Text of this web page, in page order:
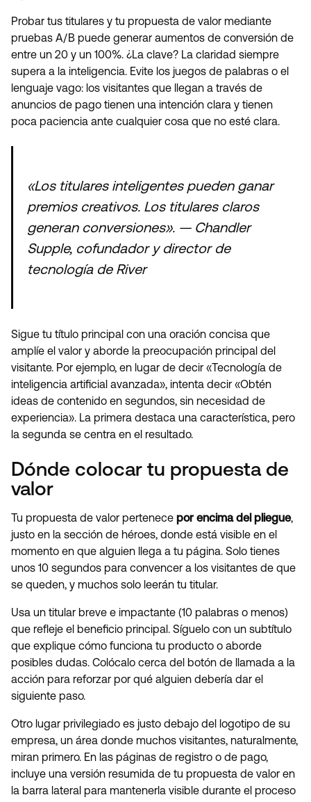
Probar tus titulares y tu propuesta de valor mediante
pruebas A/B puede generar aumentos de conversión de
entre un 20 y un 100%. ¿La clave? La claridad siempre
supera a la inteligencia. Evite los juegos de palabras o el
lenguaje vago: los visitantes que llegan a través de
anuncios de pago tienen una intención clara y tienen
poca paciencia ante cualquier cosa que no esté clara.
«Los titulares inteligentes pueden ganar
premios creativos. Los titulares claros
generan conversiones». — Chandler
Supple, cofundador y director de
tecnología de River
Sigue tu título principal con una oración concisa que
amplíe el valor y aborde la preocupación principal del
visitante. Por ejemplo, en lugar de decir «Tecnología de
inteligencia artificial avanzada», intenta decir «Obtén
ideas de contenido en segundos, sin necesidad de
experiencia». La primera destaca una característica, pero
la segunda se centra en el resultado.
Dónde colocar tu propuesta de
valor
Tu propuesta de valor pertenece por encima del pliegue,
justo en la sección de héroes, donde está visible en el
momento en que alguien llega a tu página. Solo tienes
unos 10 segundos para convencer a los visitantes de que
se queden, y muchos solo leerán tu titular.
Usa un titular breve e impactante (10 palabras o menos)
que refleje el beneficio principal. Síguelo con un subtítulo
que explique cómo funciona tu producto o aborde
posibles dudas. Colócalo cerca del botón de llamada a la
acción para reforzar por qué alguien debería dar el
siguiente paso.
Otro lugar privilegiado es justo debajo del logotipo de su
empresa, un área donde muchos visitantes, naturalmente,
miran primero. En las páginas de registro o de pago,
incluye una versión resumida de tu propuesta de valor en
la barra lateral para mantenerla visible durante el proceso